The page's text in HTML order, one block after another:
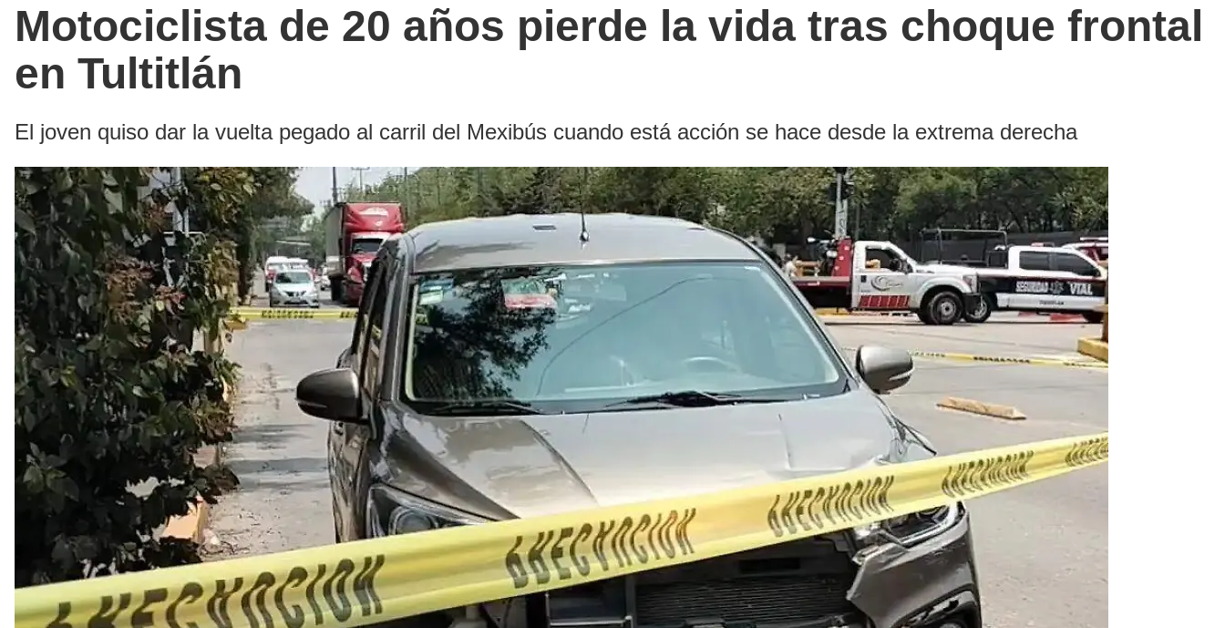
Motociclista de 20 años pierde la vida tras choque frontal
en Tultitlán
El joven quiso dar la vuelta pegado al carril del Mexibús cuando está acción se hace desde la extrema derecha